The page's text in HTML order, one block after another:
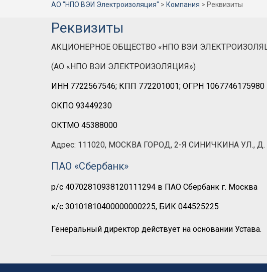
АО "НПО ВЭИ Электроизоляция" > Компания > Реквизиты
Реквизиты
АКЦИОНЕРНОЕ ОБЩЕСТВО «НПО ВЭИ
(АО «НПО ВЭИ ЭЛЕКТРОИЗОЛЯЦИЯ»)
ИНН 7722567546; КПП 772201001; ОГРН 1067746175980
ОКПО 93449230
ОКТМО 45388000
Адрес: 111020, МОСКВА ГОРОД, 2-Я СИНИЧКИНА УЛ., Д.
ПАО «Сбербанк»
р/с 40702810938120111294 в ПАО Сбербанк г. Москва
к/с 30101810400000000225, БИК 044525225
Генеральный директор действует на основании Устава.